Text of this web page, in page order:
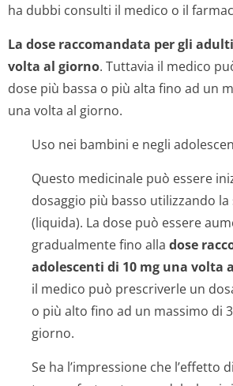
ha dubbi consulti il medico o il
La dose raccomandata per gli
volta al giorno. Tuttavia il medico
dose più bassa o più alta fino ad un
una volta al giorno.
Uso nei bambini e negli
Questo medicinale può essere
dosaggio più basso utilizzando
(liquida). La dose può essere
gradualmente fino alla dose
adolescenti di 10 mg una volta
il medico può prescriverle un
o più alto fino ad un massimo di
giorno.
Se ha l’impressione che l’effetto